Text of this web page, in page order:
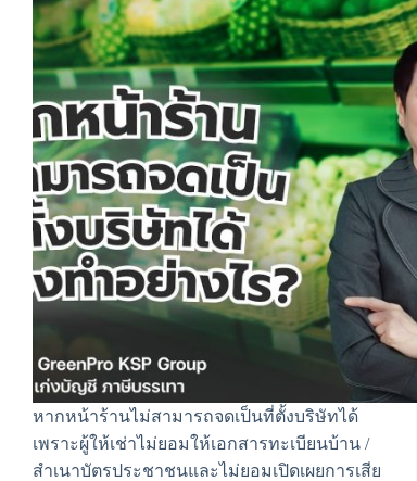
หากหน้าร้านไม่สามารถจดเป็นที่ตั้งบริษัทได้
เพราะผู้ให้เช่าไม่ยอมให้เอกสารทะเบียนบ้าน /
สำเนาบัตรประชาชนและไม่ยอมเปิดเผยการเสีย